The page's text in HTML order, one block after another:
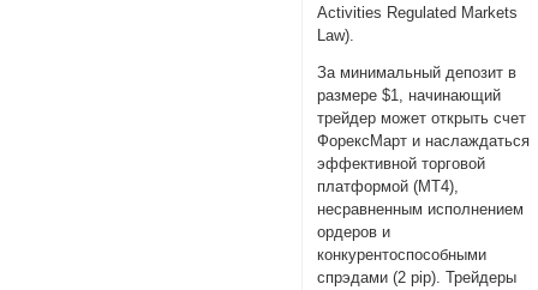
Activities Regulated Markets
Law).
За минимальный депозит в
размере $1, начинающий
трейдер может открыть счет
ФорексМарт и наслаждаться
эффективной торговой
платформой (MT4),
несравненным исполнением
ордеров и
конкурентоспособными
спрэдами (2 pip). Трейдеры